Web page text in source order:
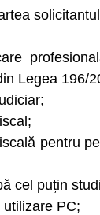
Legea 196/
pentru
cel puțin
PC;